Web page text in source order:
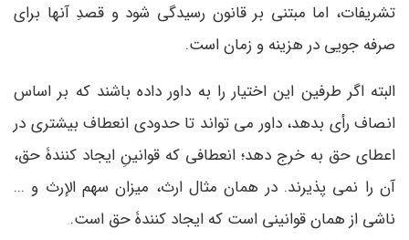
تشریفات، اما مبتنی بر قانون رسیدگی شود و قصدِ آنها برای
صرفه ­جویی در هزینه و زمان است.
البته اگر طرفین این اختیار را به داور داده باشند که بر اساس
انصاف رأی بدهد، داور می ­تواند تا حدودی انعطاف بیشتری در
اعطای حق به خرج دهد؛ انعطافی که قوانینِ ایجاد کنندۀ حق،
آن را نمی­ پذیرند. در همان مثال ارث، میزان سهم الإرث و ...
ناشی از همان قوانینی است که ایجاد کنندۀ حق است.